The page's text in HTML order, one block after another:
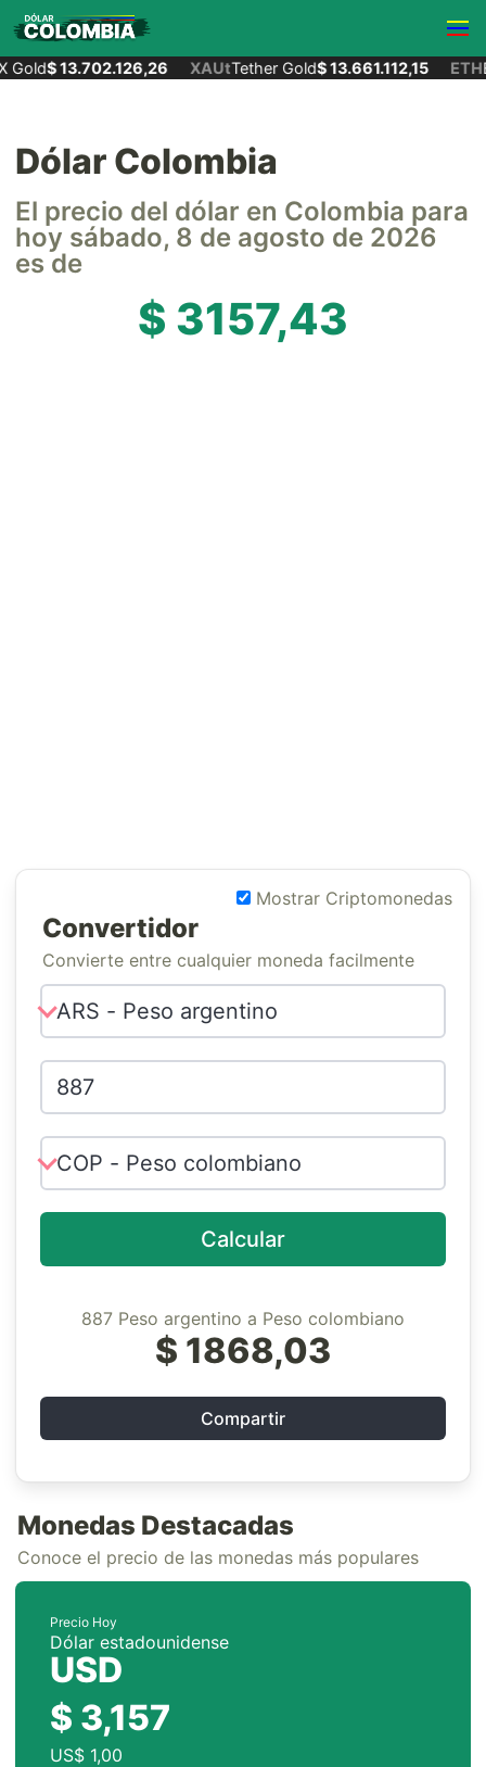
Gold$ 13.702.126,26 XAUtTether Gold$ 13.661.112,15 ETH
Dólar Colombia
El precio del dólar en Colombia para
hoy sábado, 8 de agosto de 2026
es de
$ 3157,43
Mostrar Criptomonedas
Convertidor
Convierte entre cualquier moneda facilmente
Calcular
887 Peso argentino a Peso colombiano
$ 1868,03
Compartir
Monedas Destacadas
Conoce el precio de las monedas más populares
Precio Hoy
Dólar estadounidense
USD
$ 3,157
US$ 1,00